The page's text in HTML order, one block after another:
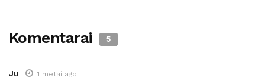
Komentarai 5
Ju 1 metai ago